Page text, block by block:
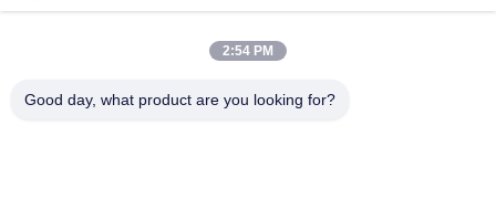
Verborgen Pook van de Apparaten de Draagbare Macht
Afstand 35cm Keyfob-van de de Auto Zeer belangrijk Spion
2:54 PM
Good day, what product are you looking for?